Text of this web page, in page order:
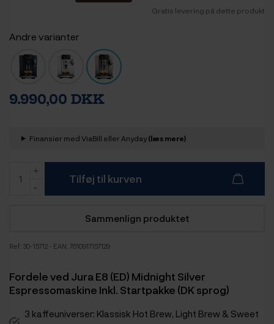
Gratis levering på dette produkt
Andre varianter
9.990,00 DKK
Finansier med ViaBill eller Anyday(læs mere)
Tilføj til kurven
Sammenlign produktet
Ref: 30-15712 - EAN: 7610917157129
Fordele ved Jura E8 (ED) Midnight Silver
Espressomaskine Inkl. Startpakke (DK sprog)
3 kaffeuniverser: Klassisk Hot Brew, Light Brew & Sweet